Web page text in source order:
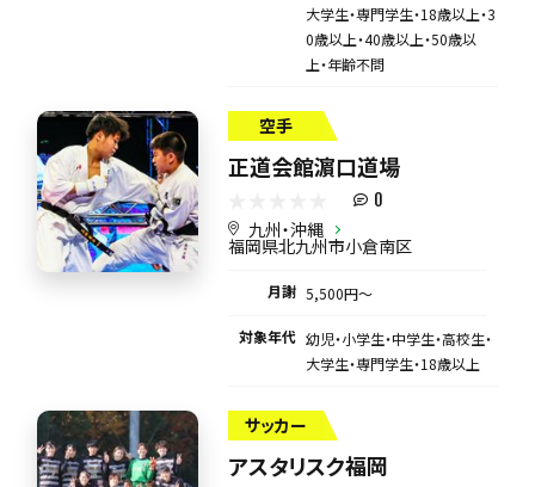
大学生・専門学生・18歳以上・3
0歳以上・40歳以上・50歳以
上・年齢不問
空手
正道会館濵口道場
0
九州・沖縄
福岡県北九州市小倉南区
月謝 5,500円〜
対象年代 幼児・小学生・中学生・高校生・
大学生・専門学生・18歳以上
サッカー
アスタリスク福岡